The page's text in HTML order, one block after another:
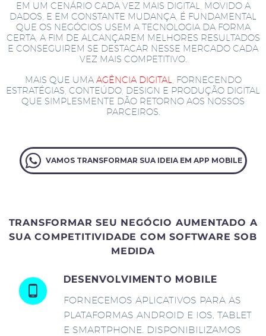
EM UM CENÁRIO CADA VEZ MAIS DIGITAL, MOVIDO A
DADOS, E EM CONSTANTE MUDANÇA, É FUNDAMENTAL
QUE OS NEGÓCIOS USEM A TECNOLOGIA DA FORMA
CERTA, A FIM DE ALCANÇAREM MELHORES RESULTADOS
E CONSEGUIREM SE DESTACAR NESSE MERCADO CADA
VEZ MAIS COMPETITIVO.
MAIS QUE UMA AGÊNCIA DIGITAL
, FORNECENDO
ESTRATÉGIAS, CONTEÚDO, DESIGN E PRODUÇÃO DIGITAL
QUE SIMPLESMENTE DÃO RETORNO AOS NOSSOS
PARCEIROS.
VAMOS TRANSFORMAR SUA IDEIA EM APP MOBILE
TRANSFORMAR SEU NEGÓCIO AUMENTADO A
SUA COMPETITIVIDADE COM SOFTWARE SOB
MEDIDA
DESENVOLVIMENTO MOBILE
FORNECEMOS APLICATIVOS PARA AS
PLATAFORMAS ANDROID E IOS, TABLET
E SMARTPHONE. DISPONIBILIZAMOS